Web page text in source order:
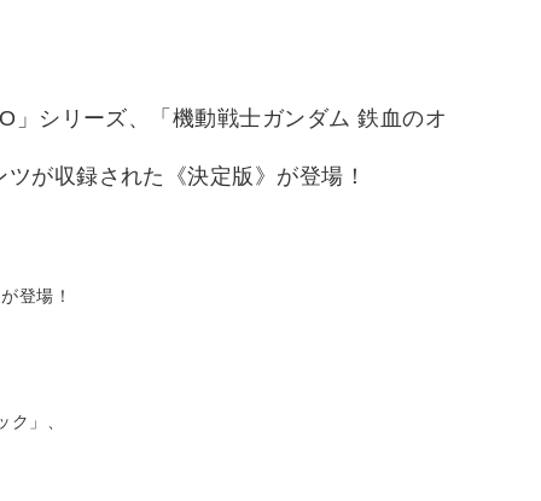
」シリーズ、「機動戦士ガンダム 鉄血のオ
が収録された《決定版》が登場！
登場！
」、